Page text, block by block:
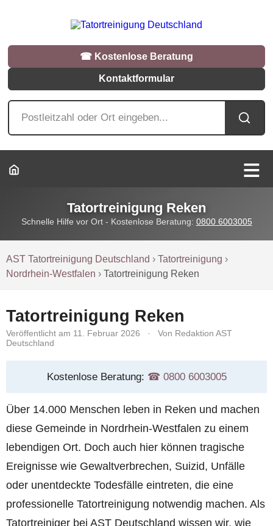
☎︎ Kostenlose Beratung
Kontaktformular
Tatortreinigung Reken
Schnelle Hilfe vor Ort - Kostenlose Beratung: 0800 6003005
AST Tatortreinigung Deutschland ›Tatortreinigung ›
Nordrhein-Westfalen ›Tatortreinigung Reken
Tatortreinigung Reken
Veröffentlicht am 11. Februar 2026 ·
Von Redaktion AST
Deutschland
Kostenlose Beratung: ☎︎ 0800 6003005
Über 14.000 Menschen leben in Reken und machen
diese Gemeinde in Nordrhein-Westfalen zu einem
lebendigen Ort. Doch auch hier können tragische
Ereignisse wie Gewaltverbrechen, Suizid, Unfälle
oder unentdeckte Todesfälle eintreten, die eine
professionelle Tatortreinigung notwendig machen. Als
Tatortreiniger bei AST Deutschland wissen wir, wie